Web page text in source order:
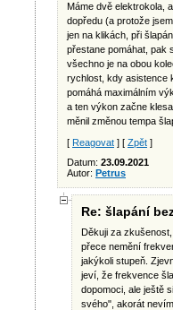
Máme dvě elektrokola,
dopředu (a protože
jen na klikách, při
přestane pomáhat, pak
všechno je na obou
rychlost, kdy asistence
pomáhá maximálním
a ten výkon začne
měnil změnou tempa
[ Reagovat ] [ Zpět ]
Datum: 23.09.2021
Autor: Petrus
Re: šlapání
Děkuji za
přece nemění
jakýkoli stupeň.
jeví, že frekvence
dopomoci, ale ještě
svého", akorát